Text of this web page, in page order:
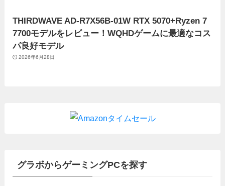
THIRDWAVE AD-R7X56B-01W RTX 5070+Ryzen 7
7700モデルをレビュー！WQHDゲームに最適なコス
パ良好モデル
2026年6月28日
グラボからゲーミングPCを探す